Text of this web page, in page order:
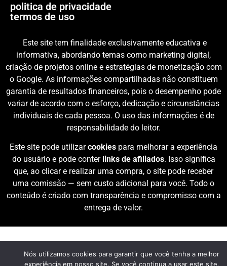
politica de privacidade
termos de uso
Este site tem finalidade exclusivamente educativa e
informativa, abordando temas como marketing digital,
criação de projetos online e estratégias de monetização com
o Google. As informações compartilhadas não constituem
garantia de resultados financeiros, pois o desempenho pode
variar de acordo com o esforço, dedicação e circunstâncias
individuais de cada pessoa. O uso das informações é de
responsabilidade do leitor.
Este site pode utilizarcookies para melhorar a experiência
do usuário e pode conter links de afiliados. Isso significa
que, ao clicar e realizar uma compra, o site pode receber
uma comissão — sem custo adicional para você. Todo o
conteúdo é criado com transparência e compromisso com a
entrega de valor.
Nós utilizamos cookies para garantir que você tenha a melhor
experiência em nosso site. Se você continua a usar este site,